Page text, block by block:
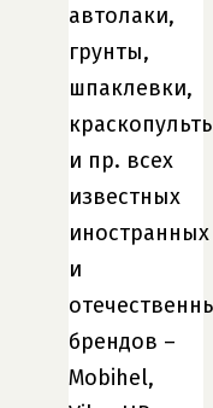
автолаки,
грунты,
шпаклевки,
и пр. всех
известных
иностранных
и
брендов –
Mobihel,